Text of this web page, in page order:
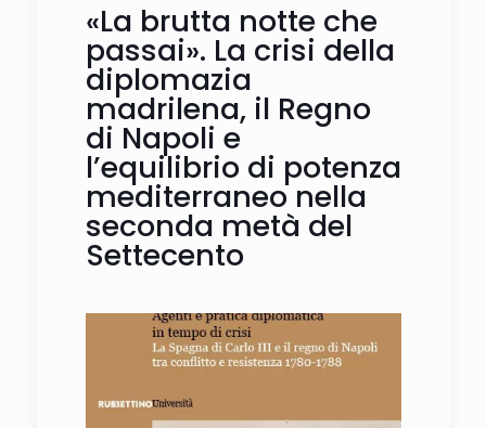
«La brutta notte che
passai». La crisi della
diplomazia
madrilena, il Regno
di Napoli e
l’equilibrio di potenza
mediterraneo nella
seconda metà del
Settecento